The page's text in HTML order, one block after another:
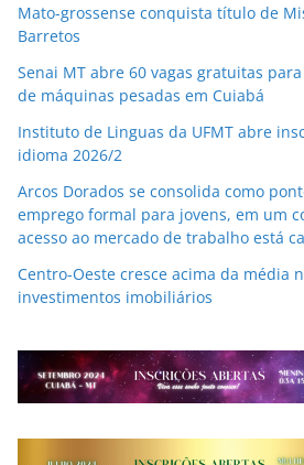
Mato-grossense conquista título de
Barretos
Senai MT abre 60 vagas gratuitas
de máquinas pesadas em Cuiabá
Instituto de Linguas da UFMT abre
idioma 2026/2
Arcos Dorados se consolida como
emprego formal para jovens, em um
acesso ao mercado de trabalho está
Centro-Oeste cresce acima da média
investimentos imobiliários